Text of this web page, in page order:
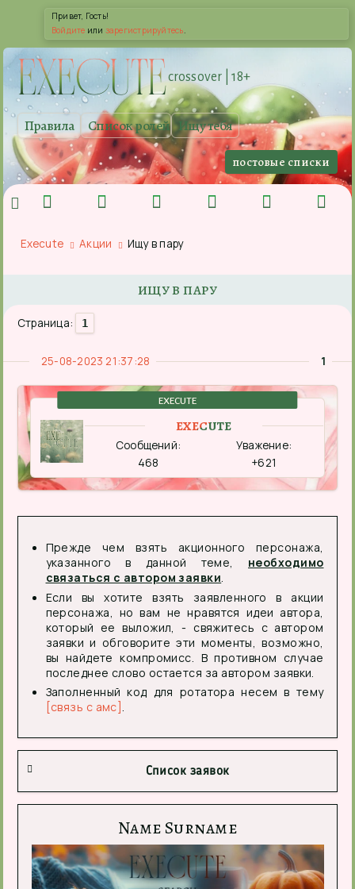
Правила Список ролей Ищу тебя
EXECUTEcrossover | 18+
постовые списки
Привет, Гость!
Войдите или зарегистрируйтесь.
Execute Акции Ищу в пару
ИЩУ В ПАРУ
Страница: 1
1
25-08-2023 21:37:28
EXECUTE
EXECUTE
Сообщений:
468
Уважение:
+621
Прежде чем взять акционного персонажа,
указанного в данной теме, необходимо
связаться с автором заявки.
Если вы хотите взять заявленного в акции
персонажа, но вам не нравятся идеи автора,
который ее выложил, - свяжитесь с автором
заявки и обговорите эти моменты, возможно,
вы найдете компромисс. В противном случае
последнее слово остается за автором заявки.
Заполненный код для ротатора несем в тему
[связь с амс].
Список заявок
Name Surname